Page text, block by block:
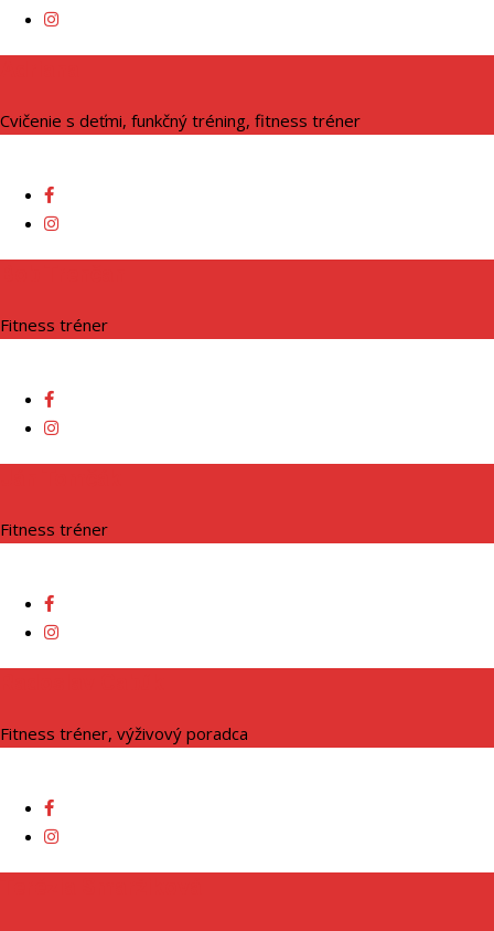
Cvičenie s deťmi, funkčný tréning, fitness tréner
Fitness tréner
Fitness tréner
Fitness tréner, výživový poradca